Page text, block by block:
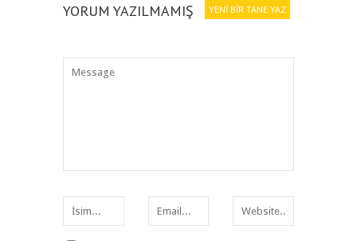
YORUM YAZILMAMIŞ YENI BIR TANE YAZ